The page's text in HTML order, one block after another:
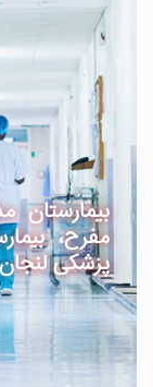
بیمارستان
مفرح،
پزشکی